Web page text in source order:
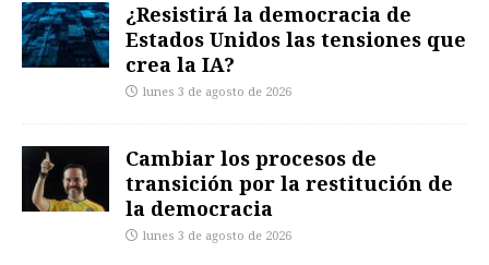
¿Resistirá la democracia de
Estados Unidos las tensiones que
crea la IA?
lunes 3 de agosto de 2026
Cambiar los procesos de
transición por la restitución de
la democracia
lunes 3 de agosto de 2026